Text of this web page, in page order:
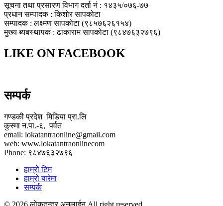
सूचना तथा प्रसारण विभाग दर्ता नं : १४३५/०७६-७७
प्रधान सम्पादक : किशोर सापकोटा
सम्पादक : लक्ष्मण सापकोटा (९८५७६२६१५४)
मुख्य ब्यबस्थापक : ढाकाराम सापकोटा (९८४७६३२७९६)
LIKE ON FACEBOOK
सम्पर्क
गण्डकी प्रदेश मिडिया प्रा.लि
कुस्मा न.पा.-६, पर्वत
email: lokatantraonline@gmail.com
web: www.lokatantraonlinecom
Phone: ९८४७६३२७९६
हाम्रो टिम
हाम्रो बारेमा
सम्पर्क
© 2026 लोकतन्त्र अनलाईन All right reserved